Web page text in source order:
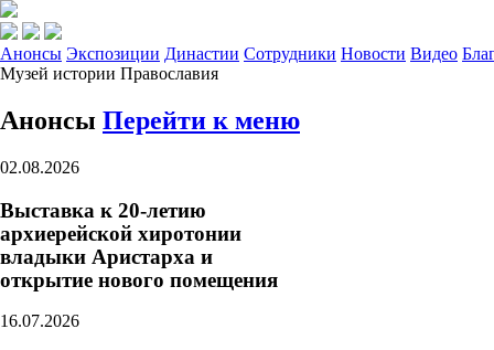
Анонсы Экспозиции Династии Сотрудники Новости Видео
Музей истории Православия
Анонсы Перейти к меню
02.08.2026
Выставка к 20-летию
архиерейской хиротонии
владыки Аристарха и
открытие нового помещения
16.07.2026